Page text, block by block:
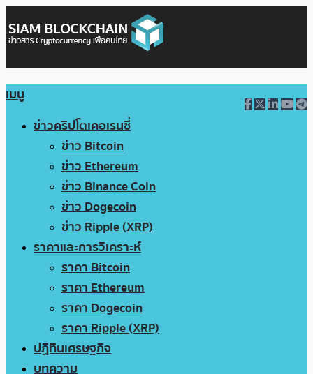
เมนู
ข่าวคริปโตเคอเรนซี่
ข่าว Bitcoin
ข่าว Ethereum
ข่าว Binance Coin
ข่าว Dogecoin
ข่าว Ripple (XRP)
ราคาและการวิเคราะห์
ราคา Bitcoin
ราคา Ethereum
ราคา Dogecoin
ราคา Ripple (XRP)
ปฏิทินเศรษฐกิจ
บทความ